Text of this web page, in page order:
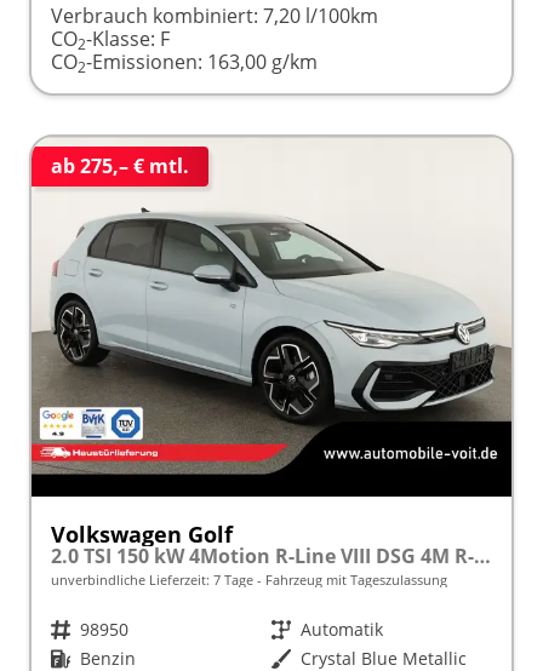
Verbrauch kombiniert: 7,20 l/100km
CO2-Klasse: F
CO2-Emissionen: 163,00 g/km
ab 275,– € mtl.
Volkswagen Golf
2.0 TSI 150 kW 4Motion R-Line VIII DSG 4M R-LINE, AHK, LED-Plus, 18-Zoll, Side, Kamera, Winter, 3 J.-Garantie
unverbindliche Lieferzeit: 7 Tage Fahrzeug mit Tageszulassung
Fahrzeugnr. 98950 Getriebe Automatik
Kraftstoff Benzin Außenfarbe Crystal Blue Metallic